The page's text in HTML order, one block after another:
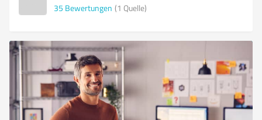
35 Bewertungen (1 Quelle)